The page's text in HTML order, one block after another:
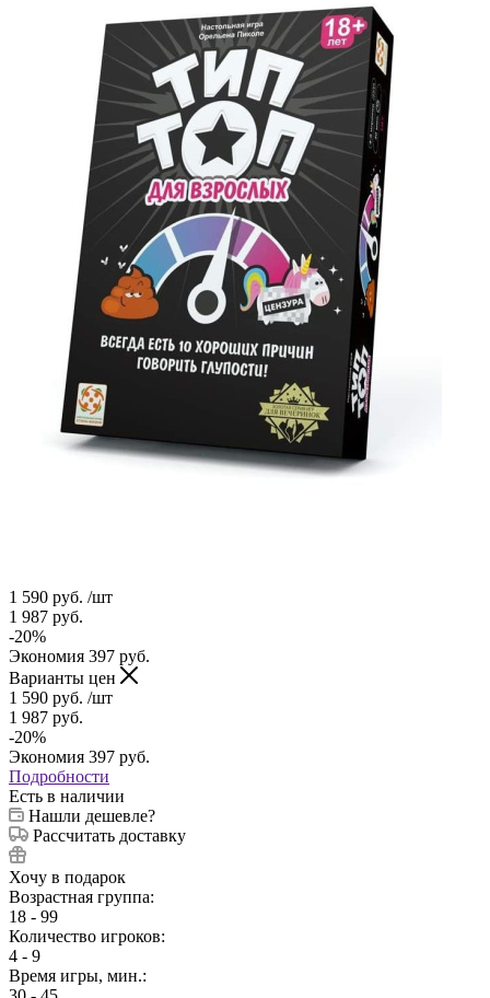
1 590 руб. /шт
1 987 руб.
-20%
Экономия 397 руб.
Варианты цен
1 590 руб. /шт
1 987 руб.
-20%
Экономия 397 руб.
Подробности
Есть в наличии
Нашли дешевле?
Рассчитать доставку
Хочу в подарок
Возрастная группа:
18 - 99
Количество игроков:
4 - 9
Время игры, мин.: